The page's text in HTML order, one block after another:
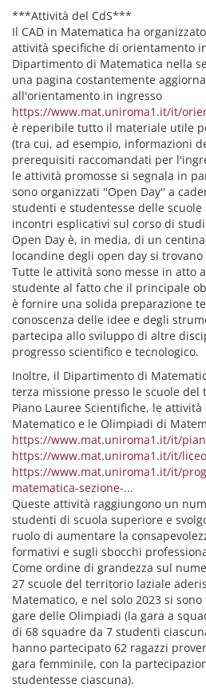
***Attività del CdS***
Il CAD in Matematica ha
attività specifiche di orientamento
Dipartimento di Matematica nella
una pagina costantemente
all'orientamento in ingresso
https://www.mat.uniroma1.it/it/
è reperibile tutto il materiale utile
(tra cui, ad esempio, informazioni
prerequisiti raccomandati per
le attività promosse si segnala in
sono organizzati ''Open Day'' a
studenti e studentesse delle
incontri esplicativi sul corso di
Open Day è, in media, di un
locandine degli open day si
Tutte le attività sono messe in atto
studente al fatto che il principale
è fornire una solida preparazione
conoscenza delle idee e degli
partecipa allo sviluppo di altre
progresso scientifico e tecnologico.
Inoltre, il Dipartimento di
terza missione presso le scuole
Piano Lauree Scientifiche, le
Matematico e le Olimpiadi di
https://www.mat.uniroma1.it/it/
https://www.mat.uniroma1.it/it/
https://www.mat.uniroma1.it/it/
matematica-sezione-...
Queste attività raggiungono un
studenti di scuola superiore e
ruolo di aumentare la
formativi e sugli sbocchi
Come ordine di grandezza sul
27 scuole del territorio laziale
Matematico, e nel solo 2023 si
gare delle Olimpiadi (la gara a
di 68 squadre da 7 studenti
hanno partecipato 62 ragazzi
gara femminile, con la
studentesse ciascuna).